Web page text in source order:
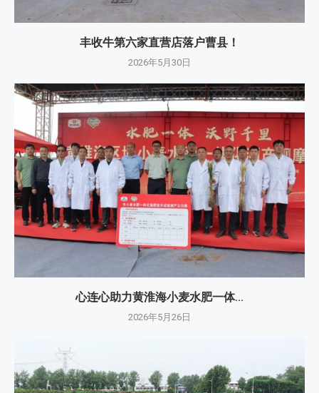
丰收牛第六家直营店落户曹县！
2026年5月30日
心连心助力黄淮海小麦水肥一体...
2026年5月26日